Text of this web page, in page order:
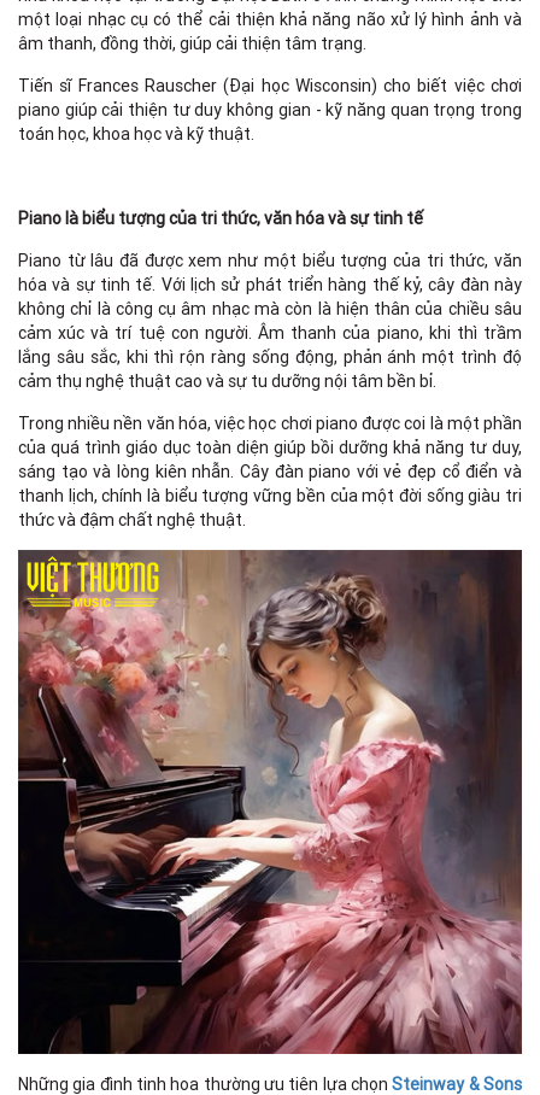
một loại nhạc cụ có thể cải thiện khả năng não xử lý hình ảnh và
âm thanh, đồng thời, giúp cải thiện tâm trạng.
Tiến sĩ Frances Rauscher (Đại học Wisconsin) cho biết việc chơi
piano giúp cải thiện tư duy không gian - kỹ năng quan trọng trong
toán học, khoa học và kỹ thuật.
Piano là biểu tượng của tri thức, văn hóa và sự tinh tế
Piano từ lâu đã được xem như một biểu tượng của tri thức, văn
hóa và sự tinh tế. Với lịch sử phát triển hàng thế kỷ, cây đàn này
không chỉ là công cụ âm nhạc mà còn là hiện thân của chiều sâu
cảm xúc và trí tuệ con người. Âm thanh của piano, khi thì trầm
lắng sâu sắc, khi thì rộn ràng sống động, phản ánh một trình độ
cảm thụ nghệ thuật cao và sự tu dưỡng nội tâm bền bỉ.
Trong nhiều nền văn hóa, việc học chơi piano được coi là một phần
của quá trình giáo dục toàn diện giúp bồi dưỡng khả năng tư duy,
sáng tạo và lòng kiên nhẫn. Cây đàn piano với vẻ đẹp cổ điển và
thanh lịch, chính là biểu tượng vững bền của một đời sống giàu tri
thức và đậm chất nghệ thuật.
Những gia đình tinh hoa thường ưu tiên lựa chọnSteinway & Sons